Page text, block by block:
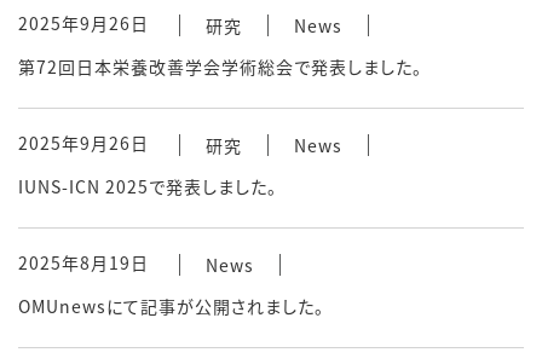
2025年9月26日 研究
News
第72回日本栄養改善学会学術総会で発表しました。
2025年9月26日 研究
News
IUNS-ICN 2025で発表しました。
2025年8月19日
News
OMUnewsにて記事が公開されました。